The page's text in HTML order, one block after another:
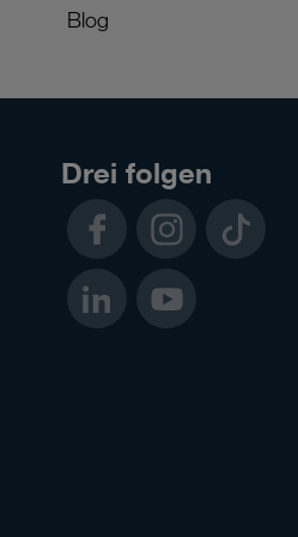
Blog
Drei folgen
InstagramTikTok
YouTube